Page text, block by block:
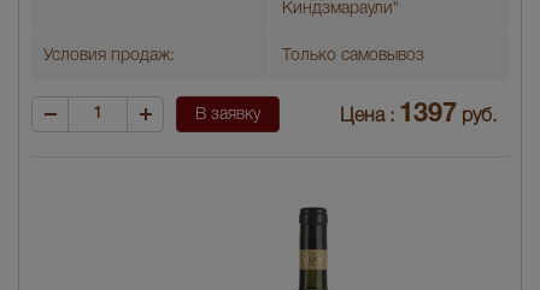
Киндзмараули"
Условия продаж: Только самовывоз
В заявку Цена : 1397 руб.